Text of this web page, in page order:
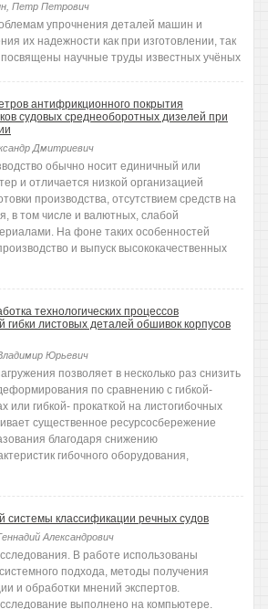
Петр Петрович
упрочнения деталей машин и
их надежности как при изготовлении, так
научные труды известных учёных
антифрикционного покрытия
судовых среднеоборотных дизелей при
Дмитриевич
обычно носит единичный или
и отличается низкой организацией
производства, отсутствием средств на
в том числе и валютных, слабой
На фоне таких особенностей
и выпуск высококачественных
технологических процессов
гибки листовых деталей обшивок корпусов
Юрьевич
позволяет в несколько раз снизить
по сравнению с гибкой-
или гибкой- прокаткой на листогибочных
существенное ресурсосбережение
благодаря снижению
гибочного оборудования,
системы классификации речных судов
Александрович
В работе использованы
подхода, методы получения
и обработки мнений экспертов.
выполнено на компьютере.